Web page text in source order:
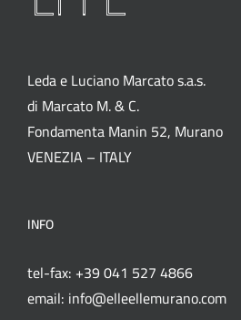
Leda e Luciano Marcato s.a.s.
di Marcato M. & C.
Fondamenta Manin 52, Murano
VENEZIA – ITALY
INFO
tel-fax: +39 041 527 4866
email: info@elleellemurano.com